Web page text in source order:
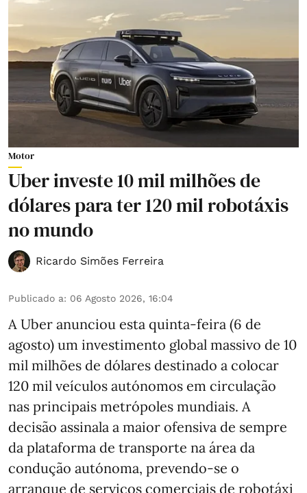
Motor
Uber investe 10 mil milhões de
dólares para ter 120 mil robotáxis
no mundo
Ricardo Simões Ferreira
Publicado a: 06 Agosto 2026, 16:04
A Uber anunciou esta quinta-feira (6 de
agosto) um investimento global massivo de 10
mil milhões de dólares destinado a colocar
120 mil veículos autónomos em circulação
nas principais metrópoles mundiais. A
decisão assinala a maior ofensiva de sempre
da plataforma de transporte na área da
condução autónoma, prevendo-se o
arranque de serviços comerciais de robotáxi